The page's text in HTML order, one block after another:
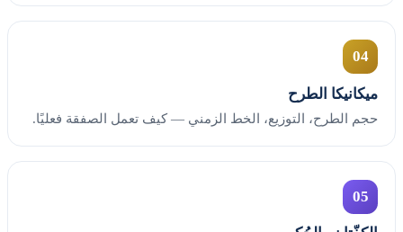
04
ميكانيكا الطرح
حجم الطرح، التوزيع، الخط الزمني — كيف تعمل الصفقة فعليًا.
05